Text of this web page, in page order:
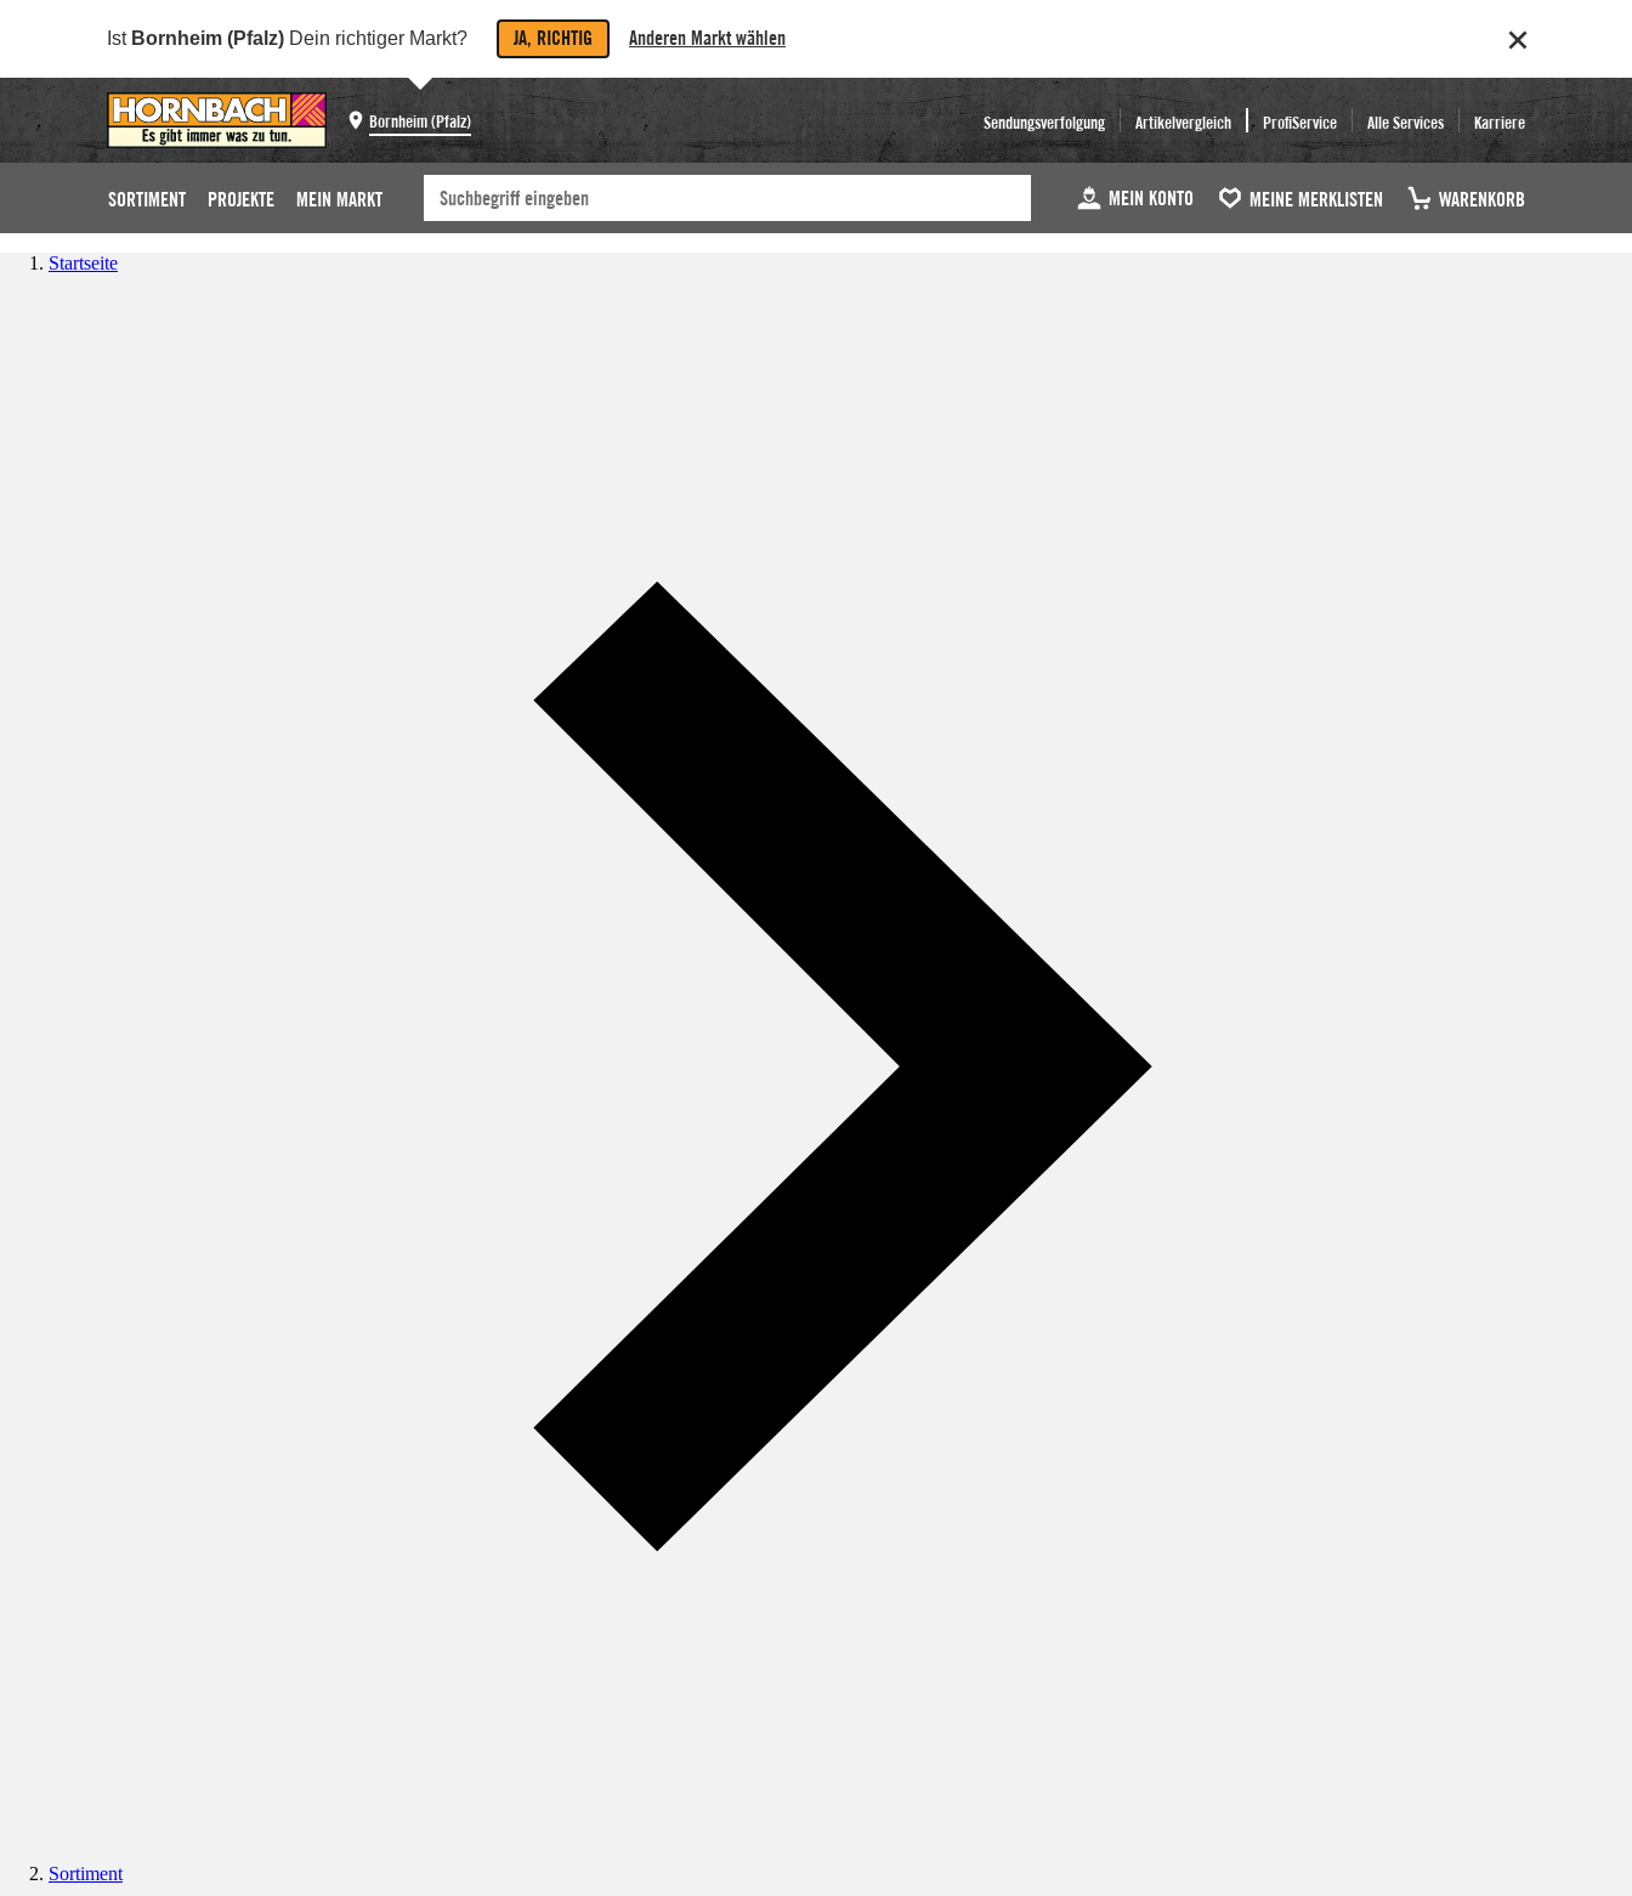
Ist Bornheim (Pfalz) Dein richtiger Markt? JA, RICHTIG Anderen Markt wählen
Bornheim (Pfalz) Sendungsverfolgung Artikelvergleich ProfiService Alle Services Karriere
SORTIMENT PROJEKTE MEIN MARKT MEIN KONTO MEINE MERKLISTEN WARENKORB
Startseite
Sortiment